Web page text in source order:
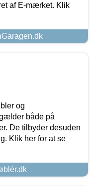
af E-mærket. Klik
og
både på
De tilbyder desuden
Klik her for at se